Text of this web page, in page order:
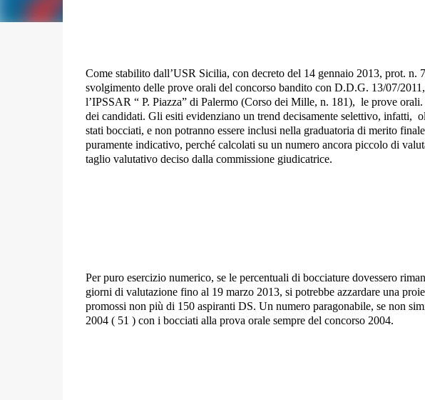
Come stabilito dall’USR Sicilia, con decreto del 14 gennaio 2013, prot. n.
svolgimento delle prove orali del concorso bandito con D.D.G. 13/07/
l’IPSSAR “ P. Piazza” di Palermo (Corso dei Mille, n. 181), le prove
dei candidati. Gli esiti evidenziano un trend decisamente selettivo, infatti,
stati bocciati, e non potranno essere inclusi nella graduatoria di merito
puramente indicativo, perché calcolati su un numero ancora piccolo di
taglio valutativo deciso dalla commissione giudicatrice.
Per puro esercizio numerico, se le percentuali di bocciature dovessero
giorni di valutazione fino al 19 marzo 2013, si potrebbe azzardare una
promossi non più di 150 aspiranti DS. Un numero paragonabile, se non
2004 ( 51 ) con i bocciati alla prova orale sempre del concorso 2004.